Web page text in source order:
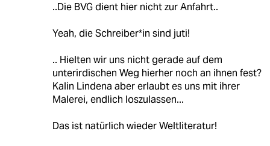
..Die BVG dient hier nicht zur Anfahrt..
Yeah, die Schreiber*in sind juti!
.. Hielten wir uns nicht gerade auf dem
unterirdischen Weg hierher noch an ihnen fest?
Kalin Lindena aber erlaubt es uns mit ihrer
Malerei, endlich loszulassen...
Das ist natürlich wieder Weltliteratur!